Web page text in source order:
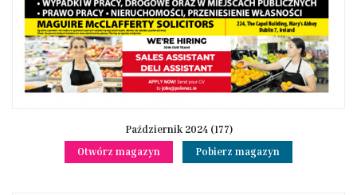
Październik 2024 (177)
Otwórz magazyn
Pobierz magazyn